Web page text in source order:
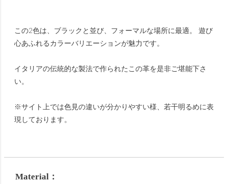
この2色は、ブラックと並び、フォーマルな場所に最適。 遊び
心あふれるカラーバリエーションが魅力です。
イタリアの伝統的な製法で作られたこの革を是非ご堪能下さ
い。
※サイト上では色見の違いが分かりやすい様、若干明るめに表
現しております。
Material：